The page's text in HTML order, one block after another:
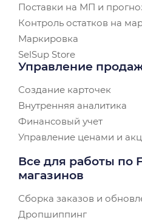
Поставки на МП и
Контроль остатков на
Маркировка
SelSup Store
Управление
Создание карточек
Внутренняя аналитика
Финансовый учет
Управление ценами и
Все для работы по
магазинов
Сборка заказов и
Дропшиппинг